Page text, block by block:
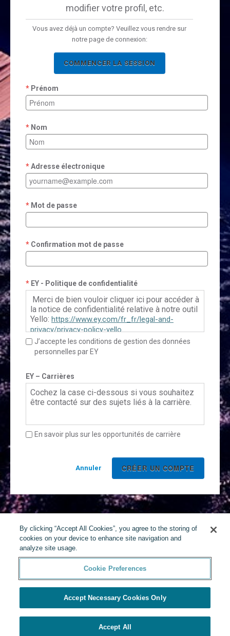
modifier votre profil, etc.
Vous avez déjà un compte? Veuillez vous rendre sur
notre page de connexion:
COMMENCER LA SESSION
Prénom
Nom
Adresse électronique
Mot de passe
Confirmation mot de passe
EY - Politique de confidentialité
Merci de bien vouloir cliquer ici pour accéder à
la notice de confidentialité relative à notre outil
Yello: https://www.ey.com/fr_fr/legal-and-
privacy/privacy-policy-yello
privacy/privacy-policy-yello
J’accepte les conditions de gestion des données
personnelles par EY
EY – Carrières
Cochez la case ci-dessous si vous souhaitez
être contacté sur des sujets liés à la carrière.
En savoir plus sur les opportunités de carrière
Annuler
By clicking “Accept All Cookies”, you agree to the storing of
cookies on your device to enhance site navigation and
analyze site usage.
Cookie Preferences
Accept Necessary Cookies Only
Accept All